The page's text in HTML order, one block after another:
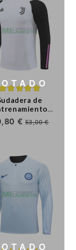
de
2023/2024
Negro
€53,00 €